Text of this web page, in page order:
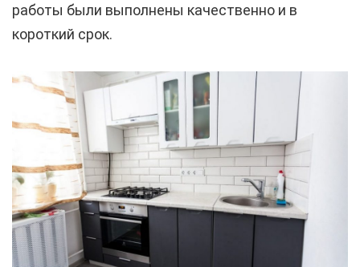
работы были выполнены качественно и в
короткий срок.